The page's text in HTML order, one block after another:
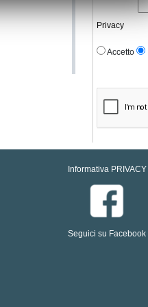
Privacy
Accetto
Informativa PRIVACY
Seguici su Facebook